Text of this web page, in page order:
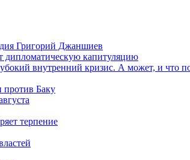
Григорий Джаншиев
дипломатическую капитуляцию
внутренний кризис. А может, и что
против Баку
терпение